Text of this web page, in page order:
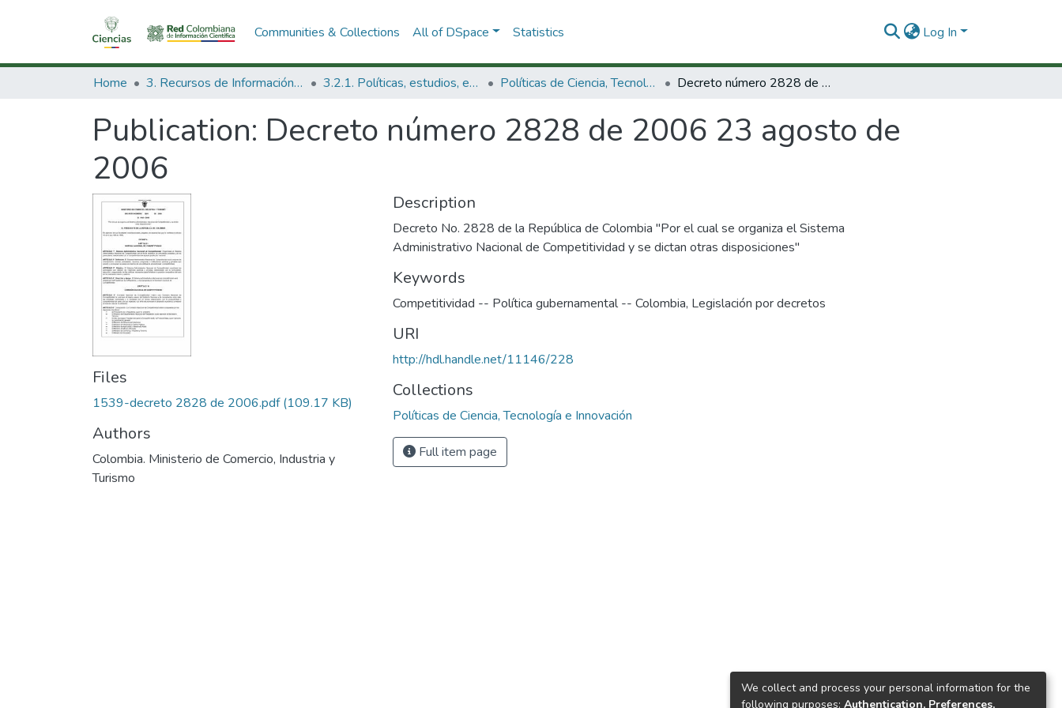
Communities & Collections All of DSpace Statistics Log In
Home 3. Recursos de Información Científica y Tecnológica 3.2.1. Políticas, estudios, evaluaciones e indicadores de CTeI Políticas de Ciencia, Tecnología e Innovación Decreto número 2828 de 2006 23 agosto de 2006
Publication: Decreto número 2828 de 2006 23 agosto de
2006
Files
1539-decreto 2828 de 2006.pdf(109.17 KB)
Authors
Colombia. Ministerio de Comercio, Industria y
Turismo
Description
Decreto No. 2828 de la República de Colombia "Por el cual se organiza el Sistema
Administrativo Nacional de Competitividad y se dictan otras disposiciones"
Keywords
Competitividad -- Política gubernamental -- Colombia, Legislación por decretos
URI
http://hdl.handle.net/11146/228
Collections
Políticas de Ciencia, Tecnología e Innovación
Full item page
We collect and process your personal information for the
following purposes: Authentication, Preferences,